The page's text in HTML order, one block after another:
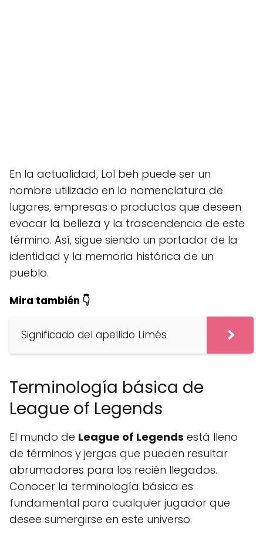
En la actualidad, Lol beh puede ser un
nombre utilizado en la nomenclatura de
lugares, empresas o productos que deseen
evocar la belleza y la trascendencia de este
término. Así, sigue siendo un portador de la
identidad y la memoria histórica de un
pueblo.
Mira también 👇
Significado del apellido Limés
Terminología básica de
League of Legends
El mundo de League of Legends está lleno
de términos y jergas que pueden resultar
abrumadores para los recién llegados.
Conocer la terminología básica es
fundamental para cualquier jugador que
desee sumergirse en este universo.